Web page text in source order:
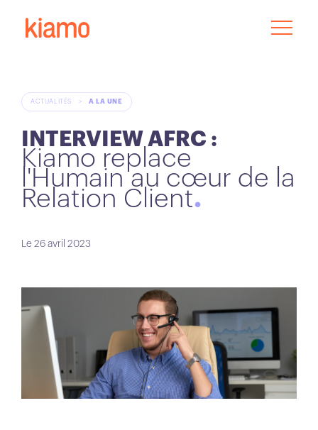
ACTUALITÉS > A LA UNE
INTERVIEW AFRC :
Kiamo replace
l'Humain au cœur de la
Relation Client
Le 26 avril 2023